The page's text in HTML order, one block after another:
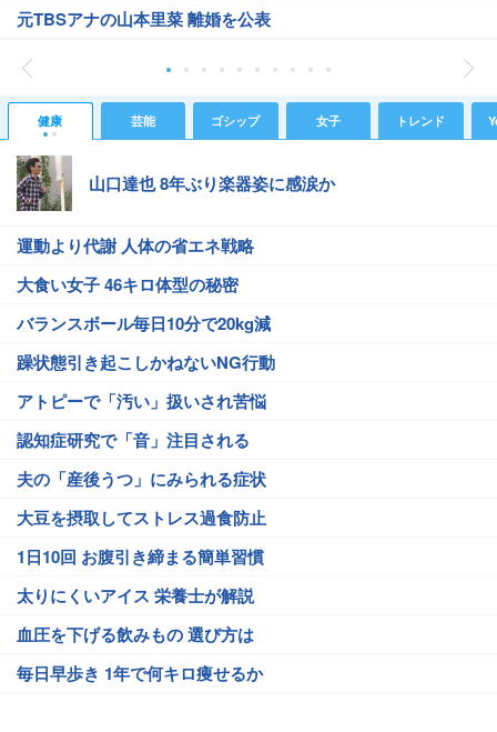
元TBSアナの山本里菜 離婚を公表
健康 芸能 ゴシップ 女子 トレンド
山口達也 8年ぶり楽器姿に感涙か
運動より代謝 人体の省エネ戦略
大食い女子 46キロ体型の秘密
バランスボール毎日10分で20kg減
躁状態引き起こしかねないNG行動
アトピーで「汚い」扱いされ苦悩
認知症研究で「音」注目される
夫の「産後うつ」にみられる症状
大豆を摂取してストレス過食防止
1日10回 お腹引き締まる簡単習慣
太りにくいアイス 栄養士が解説
血圧を下げる飲みもの 選び方は
毎日早歩き 1年で何キロ痩せるか